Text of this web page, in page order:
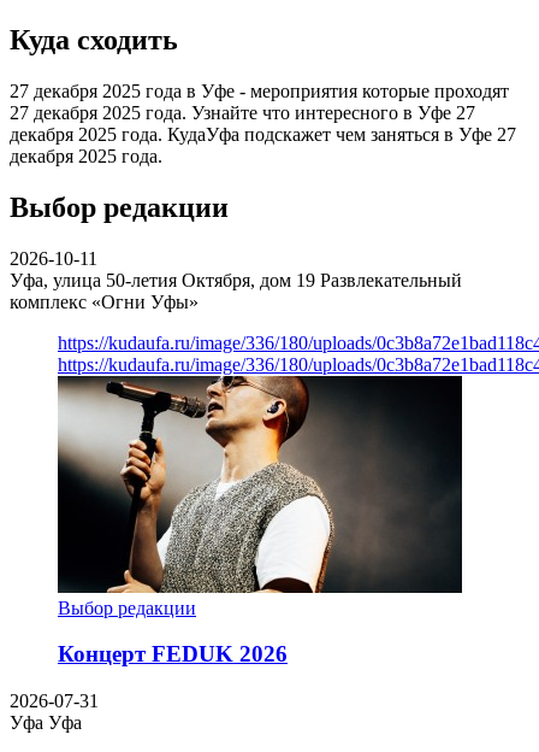
Куда сходить
27 декабря 2025 года в Уфе - мероприятия которые проходят
27 декабря 2025 года. Узнайте что интересного в Уфе 27
декабря 2025 года. КудаУфа подскажет чем заняться в Уфе 27
декабря 2025 года.
Выбор редакции
2026-10-11
Уфа, улица 50-летия Октября, дом 19 Развлекательный
комплекс «Огни Уфы»
https://kudaufa.ru/image/336/180/uploads/
https://kudaufa.ru/image/336/180/uploads/
Выбор редакции
Концерт FEDUK 2026
2026-07-31
Уфа Уфа